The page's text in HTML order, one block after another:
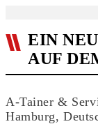
EIN
AUF
A-Tainer &
Hamburg,